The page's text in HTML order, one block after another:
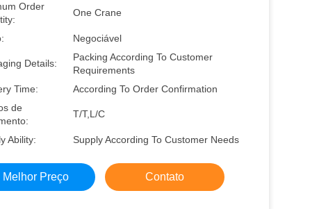
Order
One Crane
Negociável
Details:
Packing According To Customer
Requirements
Time:
According To Order Confirmation
de
T/T,L/C
Ability: Supply According To Customer Needs
Melhor Preço Contato